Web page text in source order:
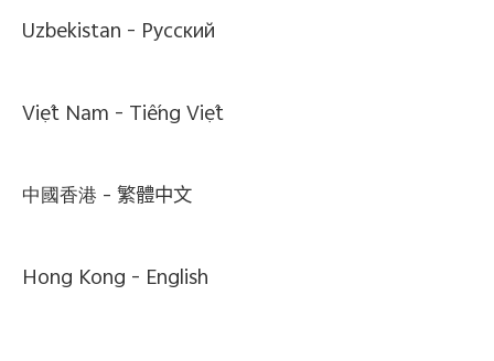
Uzbekistan - Pусский
Việt Nam - Tiếng Việt
中國香港 -繁體中文
Hong Kong - English